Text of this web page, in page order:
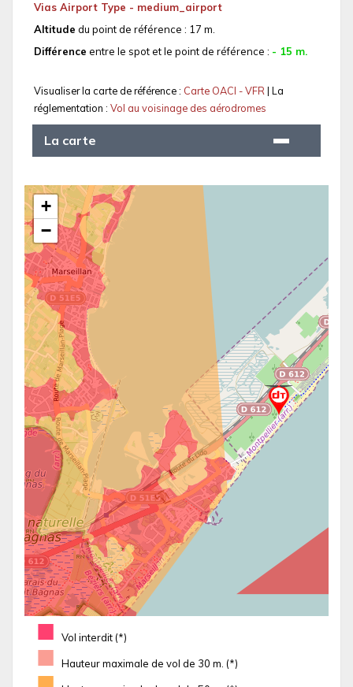
Vias Airport Type - medium_airport
Altitude du point de référence : 17 m.
Différence entre le spot et le point de référence : - 15 m.
Visualiser la carte de référence : Carte OACI - VFR| La
réglementation : Vol au voisinage des aérodromes
La carte
■ Vol interdit (*)
■ Hauteur maximale de vol de 30 m. (*)